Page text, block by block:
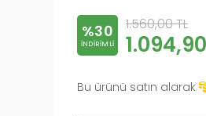
%30
INDIRIMLI
1.560,00TL
1.094,90
Bu ürünü satın alarak